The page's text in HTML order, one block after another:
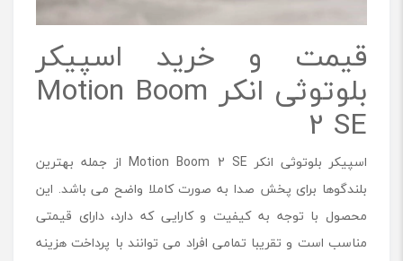
قیمت و خرید اسپیکر
بلوتوثی انکر Motion Boom
2 SE
اسپیکر بلوتوثی انکر Motion Boom 2 SE از جمله بهترین
بلندگوها برای پخش صدا به صورت کاملا واضح می باشد. این
محصول با توجه به کیفیت و کارایی که دارد، دارای قیمتی
مناسب است و تقریبا تمامی افراد می توانند با پرداخت هزینه